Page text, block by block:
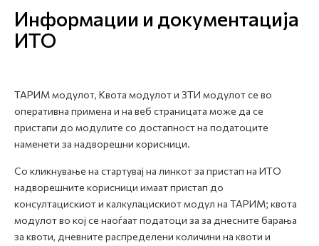
Open
Individuals
E-Customs
Contact
Newsletter
Информации и документација
ИТО
ТАРИМ модулот, Квота модулот и ЗТИ модулот се во
оперативна примена и на веб страницата може да се
пристапи до модулите со достапност на податоците
наменети за надворешни корисници.
Со кликнување на стартувај на линкот за пристап на ИТО
надворешните корисници имаат пристап до
консултацискиот и калкулацискиот модул на ТАРИМ; квота
модулот во кој се наоѓаат податоци за за днесните барања
за квоти, дневните распределени количини на квоти и